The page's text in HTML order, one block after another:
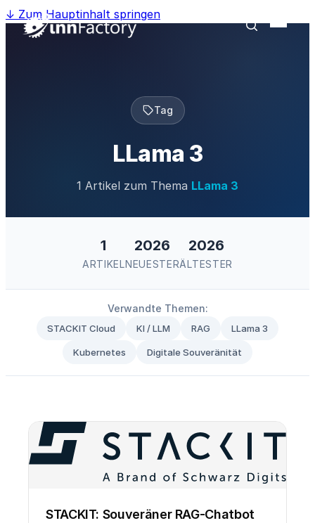
↓ Zum Hauptinhalt springen
Tag
LLama 3
1 Artikel zum Thema LLama 3
1
ARTIKEL
2026
NEUESTER
2026
ÄLTESTER
Verwandte Themen:
STACKIT Cloud KI / LLM RAG LLama 3
Kubernetes Digitale Souveränität
STACKIT: Souveräner RAG-Chatbot